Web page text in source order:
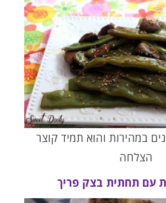
במהירות והוא תמיד קוצר
הצלחה
עם תחתית בצק פריך